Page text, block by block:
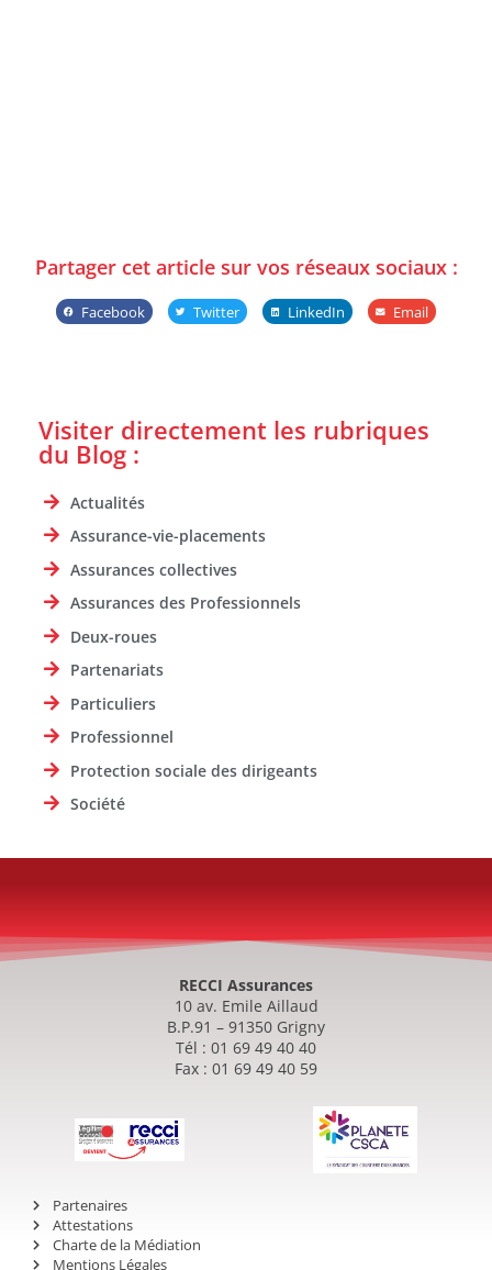
Partager cet article sur vos réseaux sociaux :
Facebook Twitter LinkedIn Email
Visiter directement les rubriques
du Blog :
Actualités
Assurance-vie-placements
Assurances collectives
Assurances des Professionnels
Deux-roues
Partenariats
Particuliers
Professionnel
Protection sociale des dirigeants
Société
RECCI Assurances
10 av. Emile Aillaud
B.P.91 – 91350 Grigny
Tél : 01 69 49 40 40
Fax : 01 69 49 40 59
Partenaires
Attestations
Charte de la Médiation
Mentions Légales